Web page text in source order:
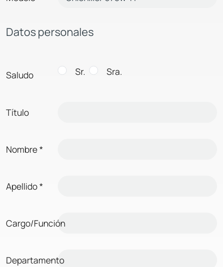
Datos personales
Saludo Sr. Sra.
Título
Nombre*
Apellido*
Cargo/Función
Departamento